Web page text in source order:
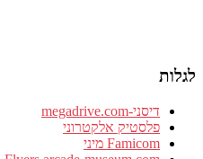
לגלות
דיסני-megadrive.com
פלסטיק אלקטרוני
Famicom מיני